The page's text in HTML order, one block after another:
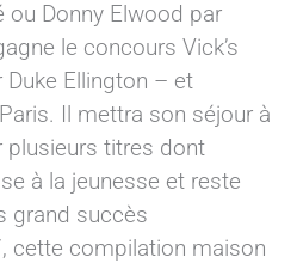
ou Donny Elwood par
le concours Vick’s
Ellington – et
Il mettra son séjour à
plusieurs titres dont
à la jeunesse et reste
grand succès
cette compilation maison